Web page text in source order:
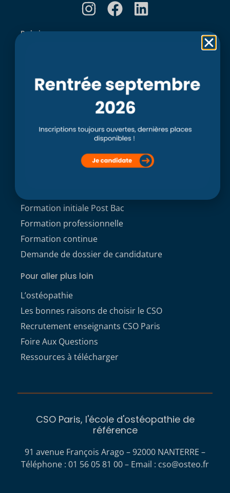
Rubriques
Recherche
Clinique ostéopathique interne du CSO Paris
Service aux étudiants
ACCÈS ÉTUDIANT
Formation initiale Post Bac
Formation professionnelle
Formation continue
Demande de dossier de candidature
Pour aller plus loin
L’ostéopathie
Les bonnes raisons de choisir le CSO
Recrutement enseignants CSO Paris
Foire Aux Questions
Ressources à télécharger
CSO Paris, l'école d'ostéopathie de
référence
91 avenue François Arago – 92000 NANTERRE –
Téléphone : 01 56 05 81 00 – Email : cso@osteo.fr